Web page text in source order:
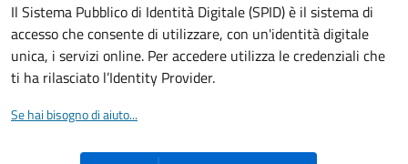
Il Sistema Pubblico di Identità Digitale (SPID) è il sistema di
accesso che consente di utilizzare, con un'identità digitale
unica, i servizi online. Per accedere utilizza le credenziali che
ti ha rilasciato l’Identity Provider.
Se hai bisogno di aiuto...